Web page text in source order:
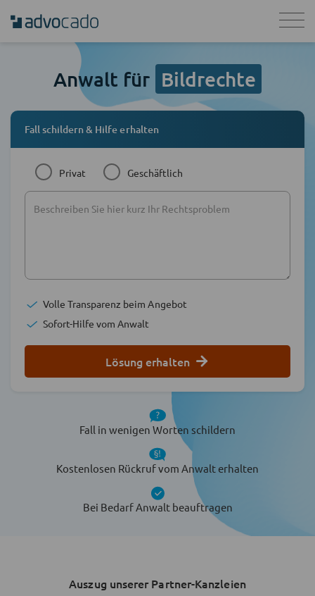
Anwalt für Bildrechte
Fall schildern & Hilfe erhalten
Privat Geschäftlich
Volle Transparenz beim Angebot
Sofort-Hilfe vom Anwalt
Lösung erhalten
Fall in wenigen Worten schildern
Kostenlosen Rückruf vom Anwalt erhalten
Bei Bedarf Anwalt beauftragen
Auszug unserer Partner-Kanzleien